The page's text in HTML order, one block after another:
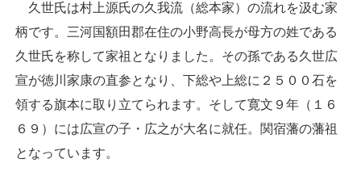
久世氏は村上源氏の久我流（総本家）の流れを汲む家
柄です。三河国額田郡在住の小野高長が母方の姓である
久世氏を称して家祖となりました。その孫である久世広
宣が徳川家康の直参となり、下総や上総に２５００石を
領する旗本に取り立てられます。そして寛文９年（１６
６９）には広宣の子・広之が大名に就任。関宿藩の藩祖
となっています。